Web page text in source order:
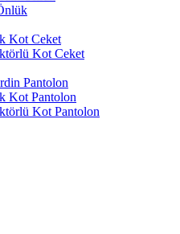
Kot Ceket
Kot Ceket
Pantolon
Kot Pantolon
Kot Pantolon